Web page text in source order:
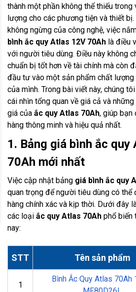
thành một phần không thể thiếu trong
lượng cho các phương tiện và thiết
không ngừng của công nghệ, việc
bình ắc quy Atlas 12V 70Ah là điều
với người tiêu dùng. Điều này không
chuẩn bị tốt hơn về tài chính mà còn
đầu tư vào một sản phẩm chất lượng
của mình. Trong bài viết này, chúng
cái nhìn tổng quan về giá cả và
giá của ắc quy Atlas 70Ah, giúp bạn
hàng thông minh và hiệu quả nhất.
1. Bảng giá bình ắc quy
70Ah mới nhất
Việc cập nhật bảng giá bình ắc quy
quan trọng để người tiêu dùng có thể
hàng chính xác và kịp thời. Dưới đây
các loại ắc quy Atlas 70Ah phổ biến
nay:
STT Tên sản phẩm
1
Bình Ắc Quy Atlas 70Ah